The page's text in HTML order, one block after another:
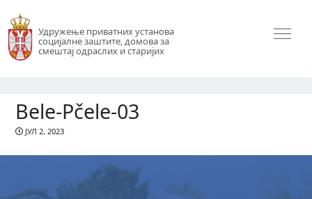
Удружење приватних установа
социјалне заштите, домова за
смештај одраслих и старијих
Bele-Pčele-03
ЈУЛ 2, 2023